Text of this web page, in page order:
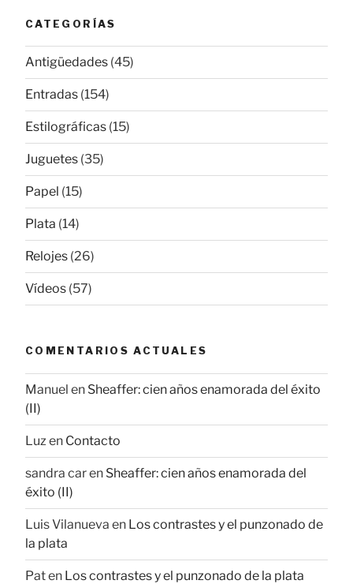
CATEGORÍAS
Antigüedades (45)
Entradas (154)
Estilográficas (15)
Juguetes (35)
Papel (15)
Plata (14)
Relojes (26)
Vídeos (57)
COMENTARIOS ACTUALES
Manuel en Sheaffer: cien años enamorada del éxito
(II)
Luz en Contacto
sandra caren Sheaffer: cien años enamorada del
éxito (II)
Luis Vilanueva en Los contrastes y el punzonado de
la plata
Paten Los contrastes y el punzonado de la plata